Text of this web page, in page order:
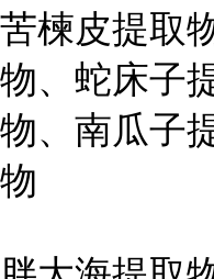
苦楝皮提取
物、蛇床子
物、南瓜子
物